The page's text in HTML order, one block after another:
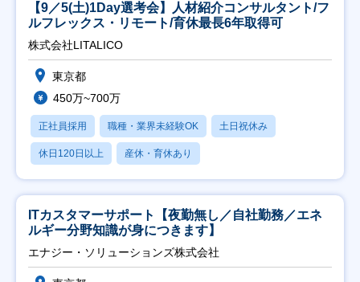
【9／5(土)1Day選考会】人材紹介コンサルタント/フ
ルフレックス・リモート/育休最長6年取得可
株式会社LITALICO
東京都
450万~700万
正社員採用 職種・業界未経験OK 土日祝休み
休日120日以上 産休・育休あり
ITカスタマーサポート【夜勤無し／自社勤務／エネ
ルギー分野知識が身につきます】
エナジー・ソリューションズ株式会社